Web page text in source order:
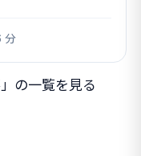
分
の一覧を見る